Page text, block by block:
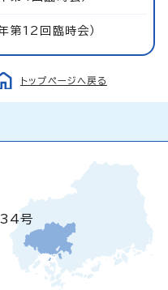
第12回臨時会）
トップページへ戻る
34号